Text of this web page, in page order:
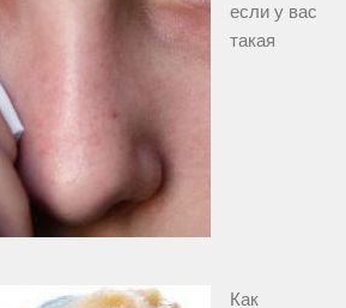
если у вас
такая
Как